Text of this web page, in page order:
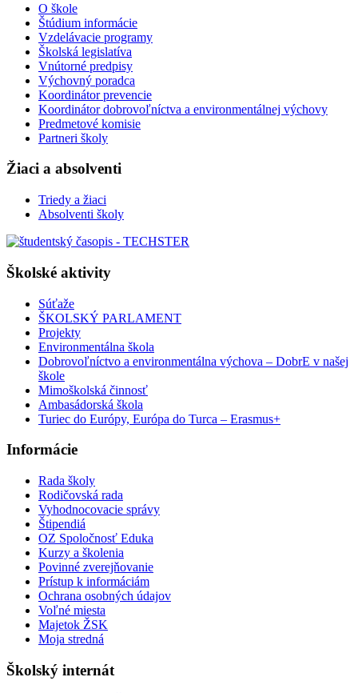
O škole
Štúdium informácie
Vzdelávacie programy
Školská legislatíva
Vnútorné predpisy
Výchovný poradca
Koordinátor prevencie
Koordinátor dobrovoľníctva a environmentálnej výchovy
Predmetové komisie
Partneri školy
Žiaci a absolventi
Triedy a žiaci
Absolventi školy
Školské aktivity
Súťaže
ŠKOLSKÝ PARLAMENT
Projekty
Environmentálna škola
Dobrovoľníctvo a environmentálna výchova – DobrE v našej
škole
Mimoškolská činnosť
Ambasádorská škola
Turiec do Európy, Európa do Turca – Erasmus+
Informácie
Rada školy
Rodičovská rada
Vyhodnocovacie správy
Štipendiá
OZ Spoločnosť Eduka
Kurzy a školenia
Povinné zverejňovanie
Prístup k informáciám
Ochrana osobných údajov
Voľné miesta
Majetok ŽSK
Moja stredná
Školský internát